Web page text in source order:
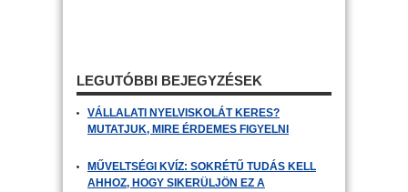
LEGUTÓBBI BEJEGYZÉSEK
VÁLLALATI NYELVISKOLÁT KERES?
MUTATJUK, MIRE ÉRDEMES FIGYELNI
MŰVELTSÉGI KVÍZ: SOKRÉTŰ TUDÁS KELL
AHHOZ, HOGY SIKERÜLJÖN EZ A